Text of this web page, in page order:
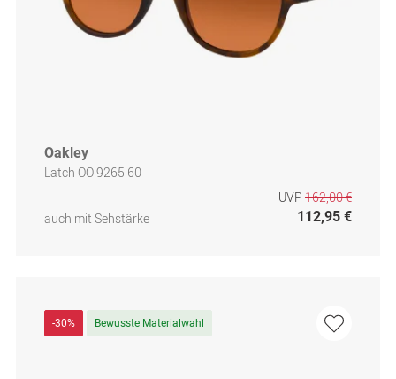
Oakley
Latch OO 9265 60
auch mit Sehstärke
UVP 162,00 €
112,95 €
-30% Bewusste Materialwahl